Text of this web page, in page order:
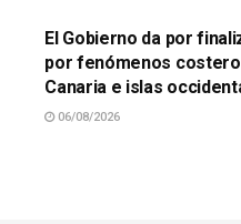
El Gobierno da por
por fenómenos
Canaria e islas
06/08/2026